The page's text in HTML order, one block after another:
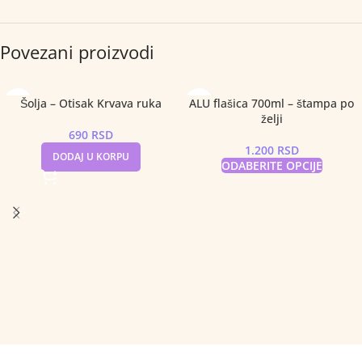
Povezani proizvodi
Šolja – Otisak Krvava ruka
690 RSD
DODAJ U KORPU
ALU flašica 700ml – štampa po
želji
1.200 RSD
ODABERITE OPCIJE